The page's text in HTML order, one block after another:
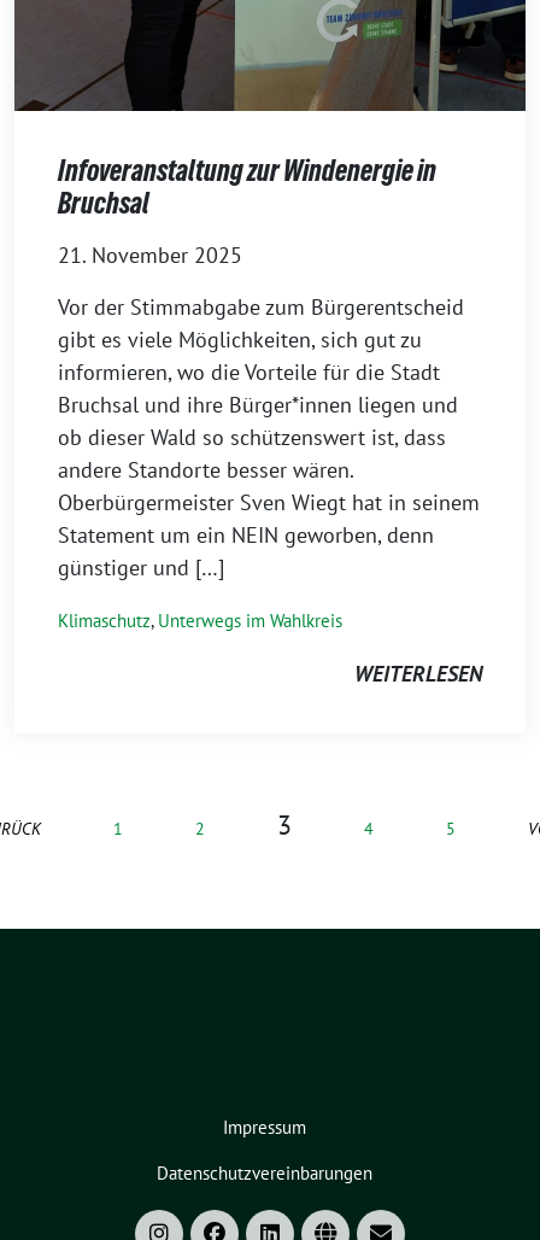
Infoveranstaltung zur Windenergie in
Bruchsal
21. November 2025
Vor der Stimmabgabe zum Bürgerentscheid
gibt es viele Möglichkeiten, sich gut zu
informieren, wo die Vorteile für die Stadt
Bruchsal und ihre Bürger*innen liegen und
ob dieser Wald so schützenswert ist, dass
andere Standorte besser wären.
Oberbürgermeister Sven Wiegt hat in seinem
Statement um ein NEIN geworben, denn
günstiger und […]
Klimaschutz, Unterwegs im Wahlkreis
WEITERLESEN
1 2 3 4 5
Impressum
Datenschutzvereinbarungen